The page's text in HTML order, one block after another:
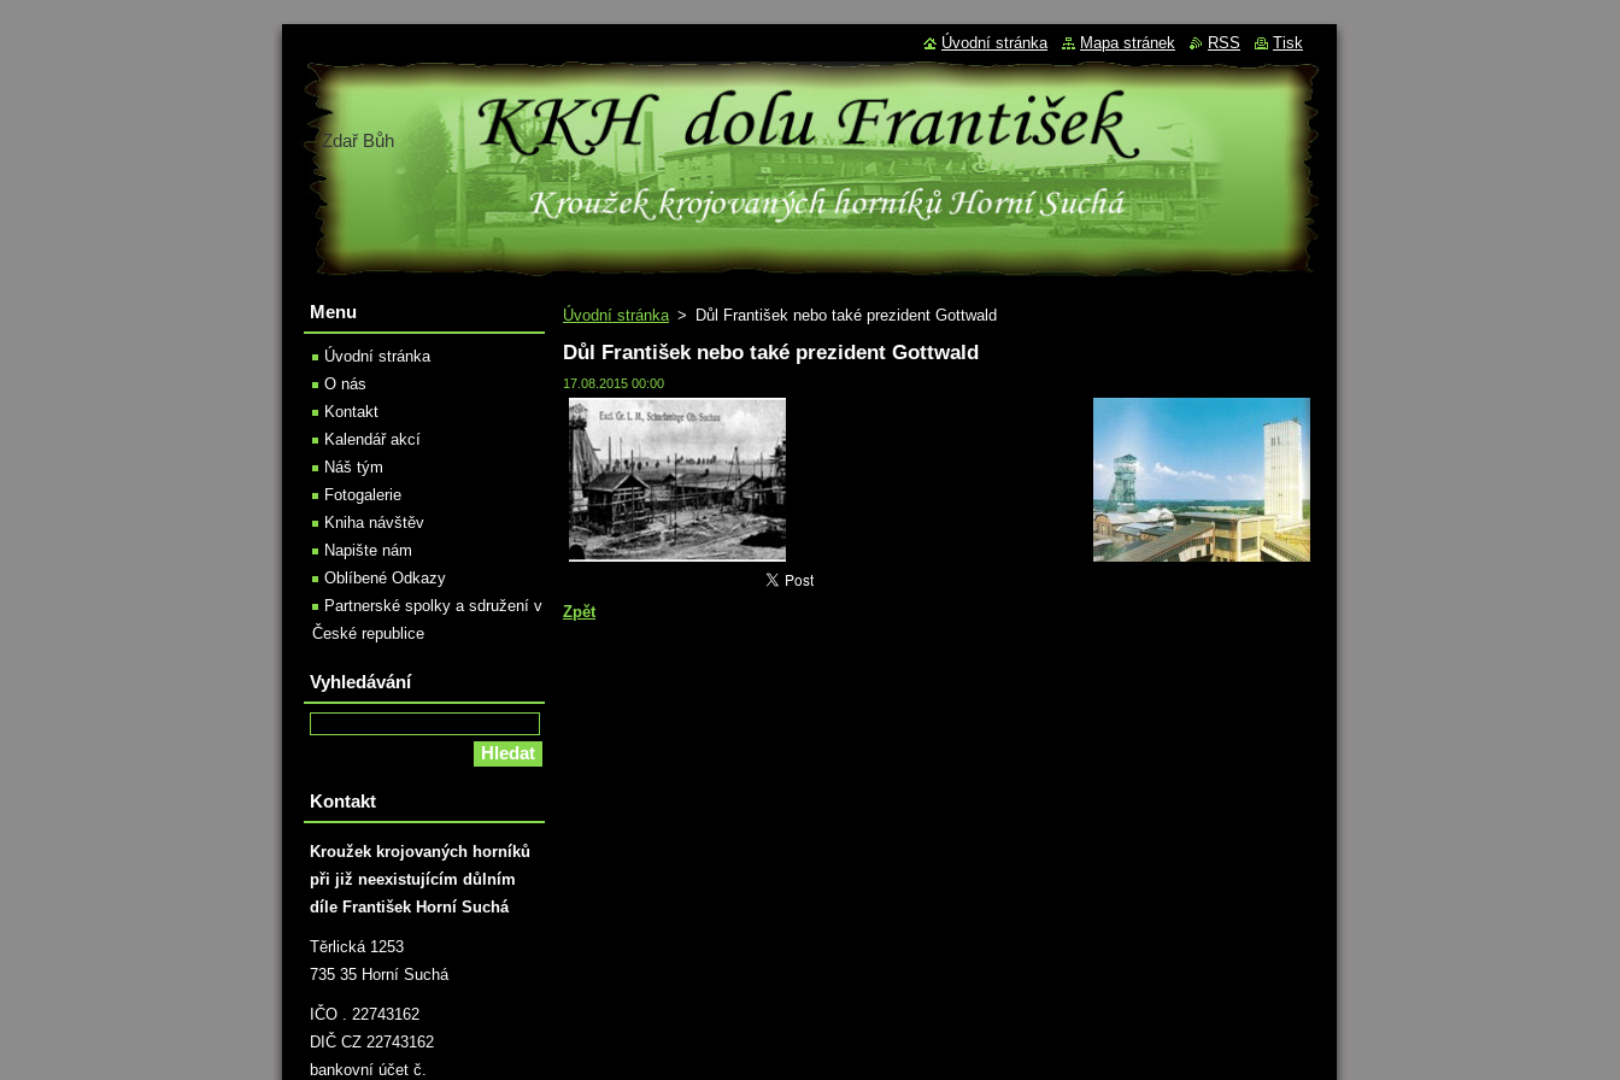
Zdař Bůh
Úvodní stránka > Důl František nebo také prezident Gottwald
Důl František nebo také prezident Gottwald
17.08.2015 00:00
Zpět
Menu
Úvodní stránka
O nás
Kontakt
Kalendář akcí
Náš tým
Fotogalerie
Kniha návštěv
Napište nám
Oblíbené Odkazy
Partnerské spolky a sdružení v
České republice
Vyhledávání
Kontakt
Kroužek krojovaných horníků
při již neexistujícím důlním
díle František Horní Suchá
Těrlická 1253
735 35 Horní Suchá
IČO . 22743162
DIČ CZ 22743162
bankovní účet č.
Úvodní stránka Mapa stránek RSS Tisk